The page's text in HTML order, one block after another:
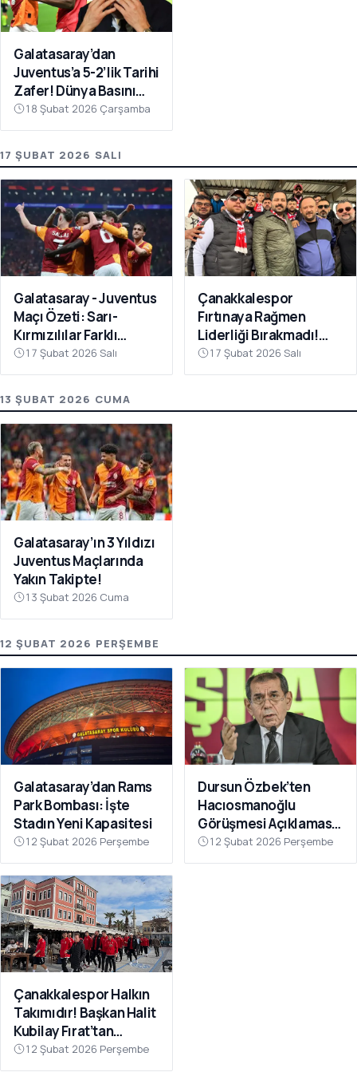
Galatasaray’dan
Juventus’a 5-2’lik Tarihi
Zafer! Dünya Basını
Manşetlere Taşıdı
18 Şubat 2026 Çarşamba
17 ŞUBAT 2026 SALI
Galatasaray - Juventus
Maçı Özeti: Sarı-
Kırmızılılar Farklı
Kazandı
17 Şubat 2026 Salı
Çanakkalespor
Fırtınaya Rağmen
Liderliği Bırakmadı!
Bayramiç
Deplasmanında Kritik 3
17 Şubat 2026 Salı
13 ŞUBAT 2026 CUMA
Galatasaray’ın 3 Yıldızı
Juventus Maçlarında
Yakın Takipte!
13 Şubat 2026 Cuma
12 ŞUBAT 2026 PERŞEMBE
Galatasaray’dan Rams
Park Bombası: İşte
Stadın Yeni Kapasitesi
12 Şubat 2026 Perşembe
Dursun Özbek’ten
Hacıosmanoğlu
Görüşmesi Açıklaması:
“Galatasaray’ı Bu Tür
İddialarla
12 Şubat 2026 Perşembe
Çanakkalespor Halkın
Takımıdır! Başkan Halit
Kubilay Fırat’tan
Anlamlı Buluşma
12 Şubat 2026 Perşembe